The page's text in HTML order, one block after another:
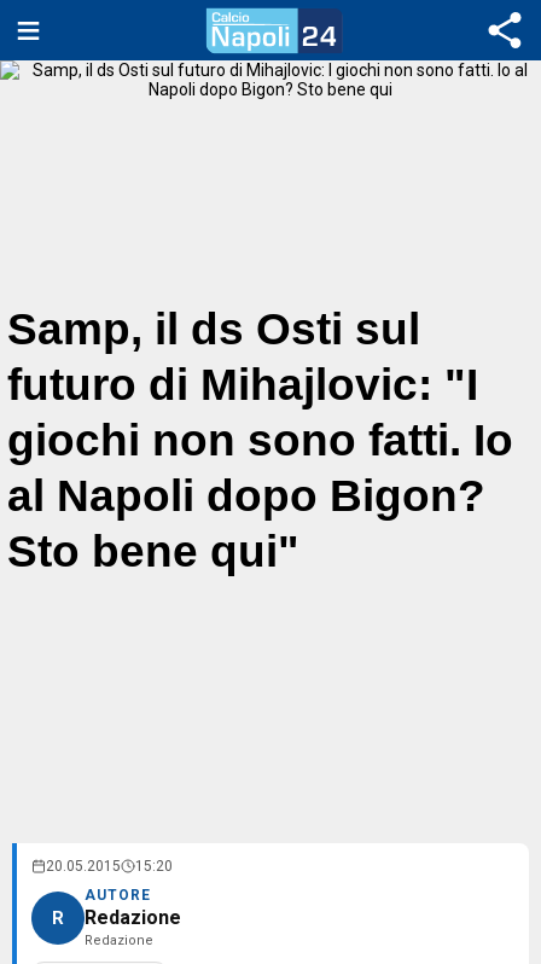
Samp, il ds Osti sul
futuro di Mihajlovic: "I
giochi non sono fatti. Io
al Napoli dopo Bigon?
Sto bene qui"
20.05.2015 15:20
R
AUTORE
Redazione
Redazione